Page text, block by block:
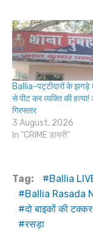
Ballia-पट्टीदारों के झगड़े
से पीट कर व्यक्ति की हत्या!
गिरफ्तार
3 August, 2026
In "CRIME डायरी"
Tag: Ballia
Ballia Rasada
दो बाइकों की टक्कर
रसड़ा